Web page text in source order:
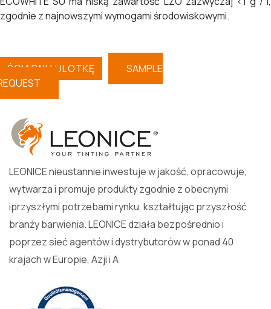
zgodnie z najnowszymi wymogami środowiskowymi.
ŚCIĄGNIJ ULOTKĘ
SAMPLE
LEONICE nieustannie inwestuje w jakość, opracowuje,
wytwarza i promuje produkty zgodnie z obecnymi
iprzyszłymi potrzebami rynku, kształtując przyszłość
branży barwienia. LEONICE działa bezpośrednio i
poprzez sieć agentów i dystrybutorów w ponad 40
krajach w Europie, Azji i A